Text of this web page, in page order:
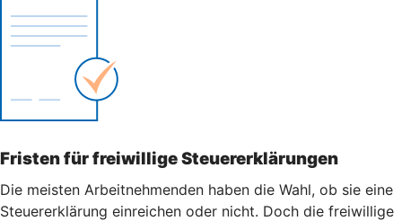
Fristen für freiwillige Steuererklärungen
Die meisten Arbeitnehmenden haben die Wahl, ob sie eine
Steuererklärung einreichen oder nicht. Doch die freiwillige